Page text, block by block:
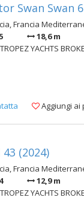
Swan Swan
Francia
18,6 m
YACHTS
Aggiungi ai
43 (2024)
Francia
12,9 m
YACHTS